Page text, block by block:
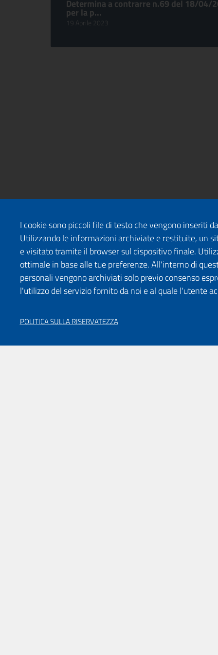
Determina a contrarre n.69 del 18/04/
per la p...
19 Aprile 2023
I cookie sono piccoli file di testo che vengono inseriti
Utilizzando le informazioni archiviate e restituite, un
e visitato tramite il browser sul dispositivo finale.
ottimale in base alle tue preferenze. All'interno di
personali vengono archiviati solo previo consenso
l'utilizzo del servizio fornito da noi e al quale l'utente
POLITICA SULLA RISERVATEZZA